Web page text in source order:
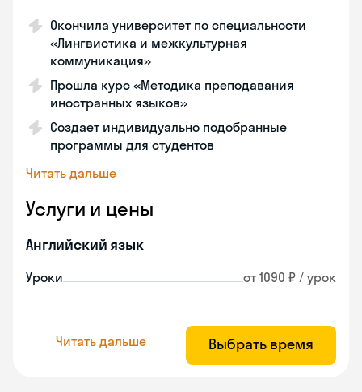
Окончила университет по специальности
«Лингвистика и межкультурная
коммуникация»
Прошла курс «Методика преподавания
иностранных языков»
Создает индивидуально подобранные
программы для студентов
Читать дальше
Услуги и цены
Английский язык
Уроки от 1090 ₽ / урок
Читать дальше Выбрать время